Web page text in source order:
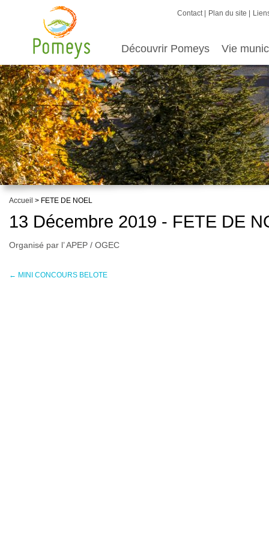
Contact Plan du site
Découvrir Pomeys Vie
Accueil > FETE DE NOEL
13 Décembre 2019 - FETE DE
Organisé par l’ APEP / OGEC
← MINI CONCOURS BELOTE